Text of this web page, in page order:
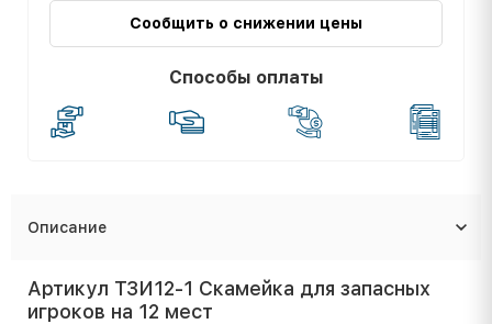
Сообщить о снижении цены
Способы оплаты
Описание
Артикул ТЗИ12-1 Скамейка для запасных
игроков на 12 мест